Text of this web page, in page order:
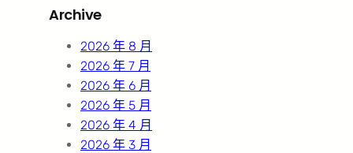
c
Archive
2026 年 8 月
2026 年 7 月
2026 年 6 月
2026 年 5 月
2026 年 4 月
2026 年 3 月